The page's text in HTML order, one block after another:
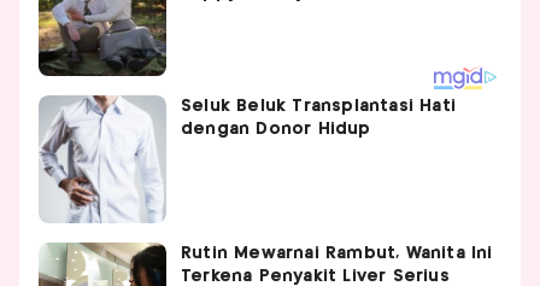
Seluk Beluk Transplantasi Hati
dengan Donor Hidup
Rutin Mewarnai Rambut, Wanita Ini
Terkena Penyakit Liver Serius